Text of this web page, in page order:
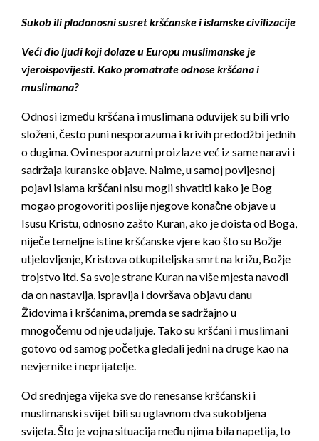
Sukob ili plodonosni susret kršćanske i islamske civilizacije
Veći dio ljudi koji dolaze u Europu muslimanske je
vjeroispovijesti. Kako promatrate odnose kršćana i
muslimana?
Odnosi između kršćana i muslimana oduvijek su bili vrlo
složeni, često puni nesporazuma i krivih predodžbi jednih
o dugima. Ovi nesporazumi proizlaze već iz same naravi i
sadržaja kuranske objave. Naime, u samoj povijesnoj
pojavi islama kršćani nisu mogli shvatiti kako je Bog
mogao progovoriti poslije njegove konačne objave u
Isusu Kristu, odnosno zašto Kuran, ako je doista od Boga,
niječe temeljne istine kršćanske vjere kao što su Božje
utjelovljenje, Kristova otkupiteljska smrt na križu, Božje
trojstvo itd. Sa svoje strane Kuran na više mjesta navodi
da on nastavlja, ispravlja i dovršava objavu danu
Židovima i kršćanima, premda se sadržajno u
mnogočemu od nje udaljuje. Tako su kršćani i muslimani
gotovo od samog početka gledali jedni na druge kao na
nevjernike i neprijatelje.
Od srednjega vijeka sve do renesanse kršćanski i
muslimanski svijet bili su uglavnom dva sukobljena
svijeta. Što je vojna situacija među njima bila napetija, to